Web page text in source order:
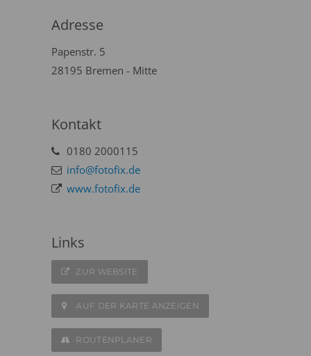
Adresse
Papenstr. 5
28195 Bremen - Mitte
Kontakt
0180 2000115
info@fotofix.de
www.fotofix.de
Links
ZUR WEBSITE
AUF DER KARTE ANZEIGEN
ROUTENPLANER